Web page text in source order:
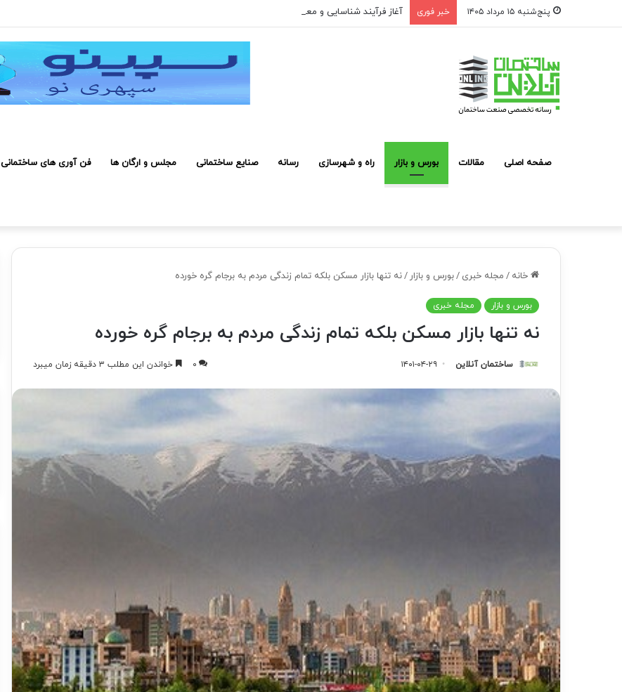
پنج‌شنبه ۱۵ مرداد ۱۴۰۵ خبر فوری آغاز فرآیند شناسایی و معرفی کارکنان حائز شرایط برای دریافت نشان بهشت
صفحه اصلی مقالات بورس و بازار راه و شهرسازی رسانه صنایع ساختمانی مجلس و ارگان ها فن آوری های ساختمانی
خانه / مجله خبری /بورس و بازار /نه تنها بازار مسکن بلکه تمام زندگی مردم به برجام گره خورده
بورس و بازار مجله خبری
نه تنها بازار مسکن بلکه تمام زندگی مردم به برجام گره خورده
ساختمان آنلاین ۱۴۰۱-۰۴-۲۹ ۰ خواندن این مطلب ۳ دقیقه زمان میبرد